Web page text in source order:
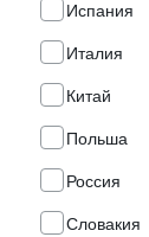
Испания
Италия
Китай
Польша
Россия
Словакия